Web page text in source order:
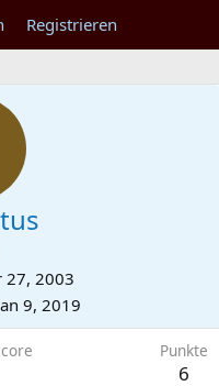
Registrieren
27, 2003
9, 2019
Punkte
6